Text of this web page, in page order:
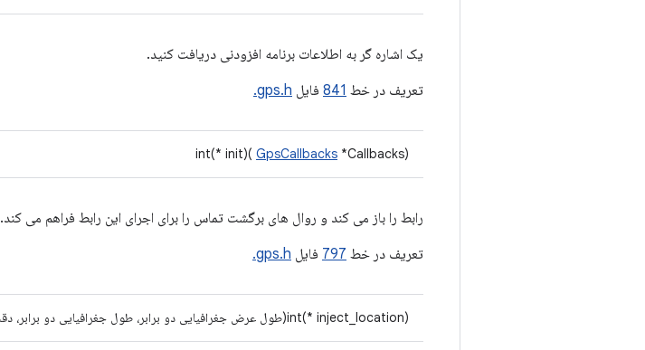
یک اشاره گر به اطلاعات برنامه افزودنی دریافت کنید.
تعریف در خط 841 فایل gps.h.
int(* init)( GpsCallbacks *Callbacks)
رابط را باز می کند و روال های برگشت تماس را برای اجرای این رابط فراهم می کند.
تعریف در خط 797 فایل gps.h.
int(* inject_location)(طول عرض جغرافیایی دو برابر، طول جغرافیایی دو برابر، دقت شناور)